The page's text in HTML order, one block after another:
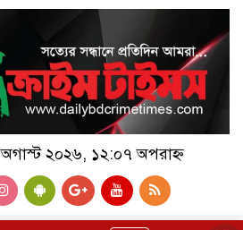
২০২৬, ১২:০৭ অপরাহ্ন